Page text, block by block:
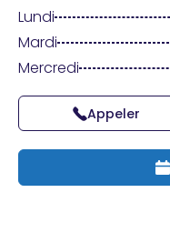
Lundi
Mardi
Mercredi
Appeler